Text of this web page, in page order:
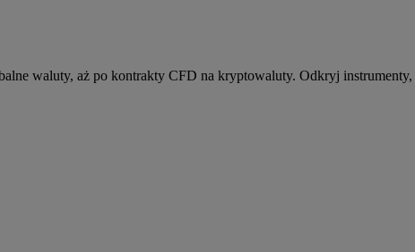
waluty, aż po kontrakty CFD na kryptowaluty. Odkryj